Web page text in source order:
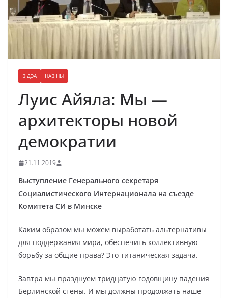
ВІДЭА НАВІНЫ
Луис Айяла: Мы —
архитекторы новой
демократии
21.11.2019
Выступление Генерального секретаря
Социалистического Интернационала на съезде
Комитета СИ в Минске
Каким образом мы можем выработать альтернативы
для поддержания мира, обеспечить коллективную
борьбу за общие права? Это титаническая задача.
Завтра мы празднуем тридцатую годовщину падения
Берлинской стены. И мы должны продолжать наше